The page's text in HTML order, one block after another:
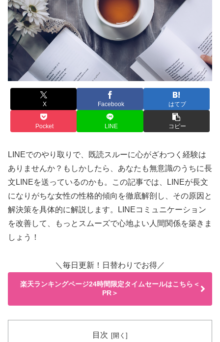
X Facebook はてブ
Pocket LINE コピー
LINEでのやり取りで、既読スルーに心がざわつく経験は
ありませんか？もしかしたら、あなたも無意識のうちに長
文LINEを送っているのかも。この記事では、LINEが長文
になりがちな女性の性格的傾向を徹底解剖し、その原因と
解決策を具体的に解説します。LINEコミュニケーション
を改善して、もっとスムーズで心地よい人間関係を築きま
しょう！
＼毎日更新！日替わりでお得／
楽天ランキングページ24時間限定タイムセールはこちら＜
PR＞
目次